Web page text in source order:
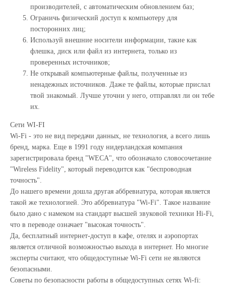
производителей, с автоматическим обновлением баз;
Ограничь физический доступ к компьютеру для
посторонних лиц;
Используй внешние носители информации, такие как
флешка, диск или файл из интернета, только из
проверенных источников;
Не открывай компьютерные файлы, полученные из
ненадежных источников. Даже те файлы, которые прислал
твой знакомый. Лучше уточни у него, отправлял ли он тебе
их.
Сети WI-FI
Wi-Fi - это не вид передачи данных, не технология, а всего лишь
бренд, марка. Еще в 1991 году нидерландская компания
зарегистрировала бренд "WECA", что обозначало словосочетание
"Wireless Fidelity", который переводится как "беспроводная
точность".
До нашего времени дошла другая аббревиатура, которая является
такой же технологией. Это аббревиатура "Wi-Fi". Такое название
было дано с намеком на стандарт высшей звуковой техники Hi-Fi,
что в переводе означает "высокая точность".
Да, бесплатный интернет-доступ в кафе, отелях и аэропортах
является отличной возможностью выхода в интернет. Но многие
эксперты считают, что общедоступные Wi-Fi сети не являются
безопасными.
Советы по безопасности работы в общедоступных сетях Wi-fi: